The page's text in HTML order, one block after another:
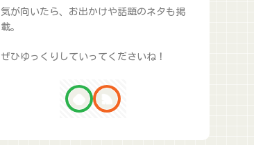
気が向いたら、お出かけや話題のネタも掲
載。
ぜひゆっくりしていってくださいね！